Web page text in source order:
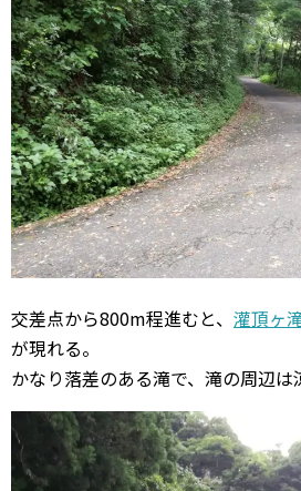
交差点から800m程進むと、 灌頂ヶ
が現れる。
かなり落差のある滝で、滝の周辺は